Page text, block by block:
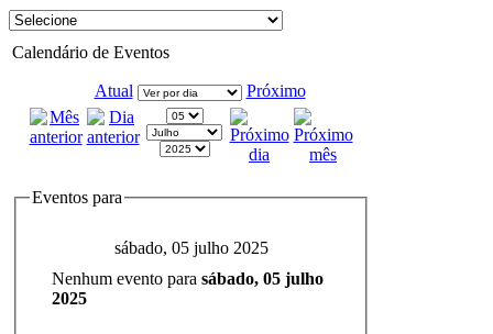
Calendário de Eventos
Atual Próximo
Eventos para
sábado, 05 julho 2025
Nenhum evento para sábado, 05 julho
2025